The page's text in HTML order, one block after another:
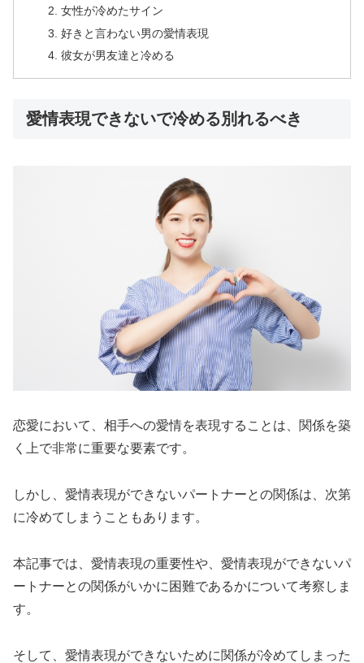
女性が冷めたサイン
好きと言わない男の愛情表現
彼女が男友達と冷める
愛情表現できないで冷める別れるべき
恋愛において、相手への愛情を表現することは、関係を築
く上で非常に重要な要素です。
しかし、愛情表現ができないパートナーとの関係は、次第
に冷めてしまうこともあります。
本記事では、愛情表現の重要性や、愛情表現ができないパ
ートナーとの関係がいかに困難であるかについて考察しま
す。
そして、愛情表現ができないために関係が冷めてしまった